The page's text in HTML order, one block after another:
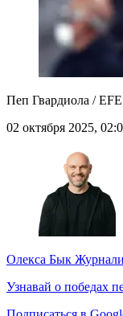
Пеп Гвардиола / EFE
02 октября 2025,
Олекса Бык
Узнавай о победах